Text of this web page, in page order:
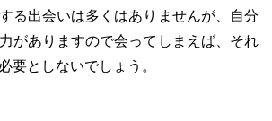
る出会いは多くはありませんが、自分
がありますので会ってしまえば、それ
要としないでしょう。